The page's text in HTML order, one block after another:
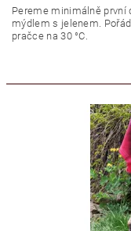
Pereme minimálně první
mýdlem s jelenem.
pračce na 30 °C.